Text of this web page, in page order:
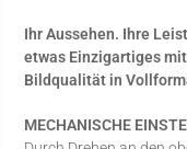
Ihr Aussehen. Ihre
etwas Einzigartiges
Bildqualität in
MECHANISCHE